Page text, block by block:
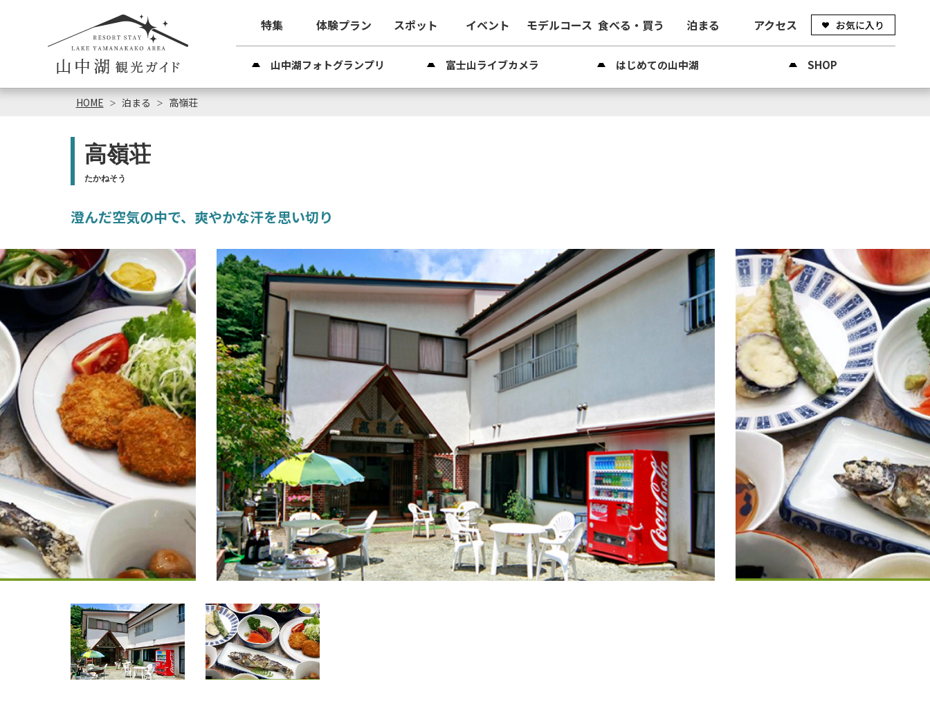
特集 体験プラン スポット イベント モデルコース 食べる・買う 泊まる アクセス お気に入り
山中湖フォトグランプリ 富士山ライブカメラ はじめての山中湖 SHOP
HOME 泊まる 高嶺荘
高嶺荘
たかねそう
澄んだ空気の中で、爽やかな汗を思い切り